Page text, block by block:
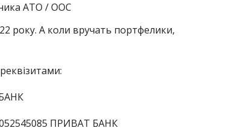
АТО / ООС
року. А коли вручать портфелики,
ПРИВАТ БАНК